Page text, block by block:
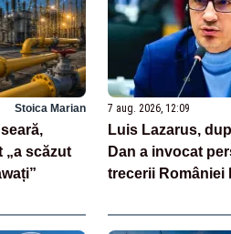
Stoica Marian
„a scăzut
7 aug. 2026, 12:09
Luis Lazarus,
Dan a invocat
trecerii României
suveranitate”